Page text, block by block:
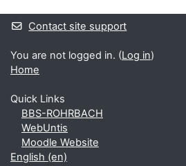
Supplementary blocks
Contact site support
You are not logged in. (Log in)
Home
Quick Links
BBS-ROHRBACH
WebUntis
Moodle Website
English ‎(en)‎